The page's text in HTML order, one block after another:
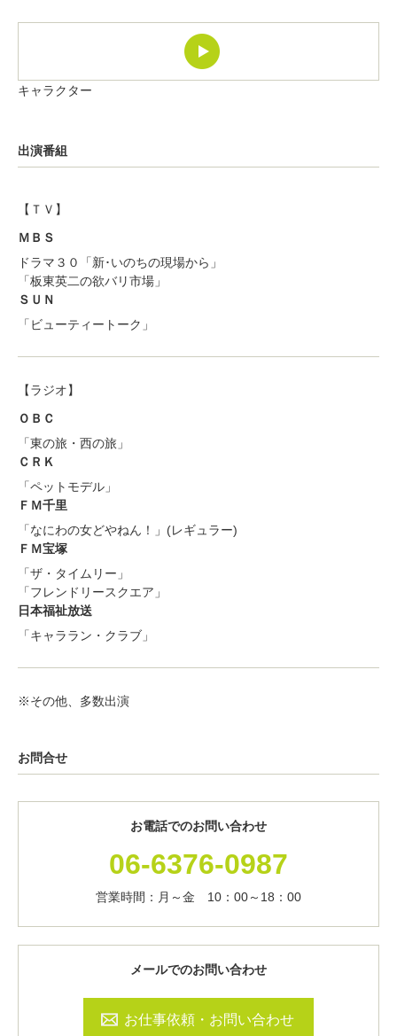
キャラクター
出演番組
【ＴＶ】
ＭＢＳ
ドラマ３０「新･いのちの現場から」
「板東英二の欲バリ市場」
ＳＵＮ
「ビューティートーク」
【ラジオ】
ＯＢＣ
「東の旅・西の旅」
ＣＲＫ
「ペットモデル」
ＦＭ千里
「なにわの女どやねん！」(レギュラー)
ＦＭ宝塚
「ザ・タイムリー」
「フレンドリースクエア」
日本福祉放送
「キャララン・クラブ」
※その他、多数出演
お問合せ
お電話でのお問い合わせ
06-6376-0987
営業時間：月～金 10：00～18：00
メールでのお問い合わせ
お仕事依頼・お問い合わせ